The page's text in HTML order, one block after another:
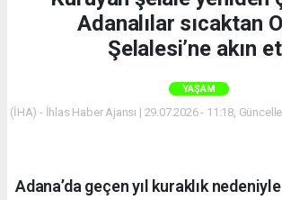
Adanalılar sıcaktan
Şelalesi’ne akın
YAŞAM
(İHA) - İhlas Haber Ajansı | 29.07.2026 - 11:18,
Adana’da geçen yıl kuraklık